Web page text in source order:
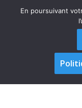
En poursuivant